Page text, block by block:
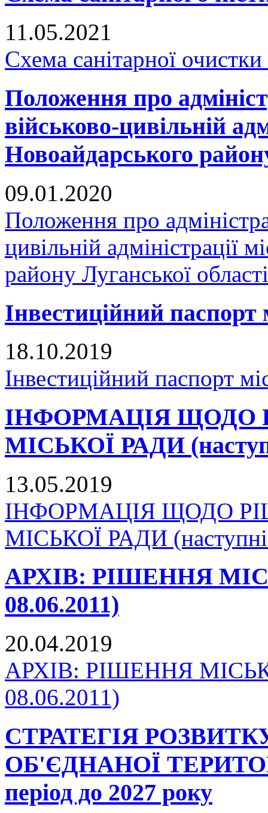
11.05.2021
Схема санітарної
Положення про
військово-цивільній
Новоайдарського
09.01.2020
Положення про
цивільній адміністрації
району Луганської області
Інвестиційний
18.10.2019
Інвестиційний паспорт
ІНФОРМАЦІЯ ЩОДО
МІСЬКОЇ РАДИ
13.05.2019
ІНФОРМАЦІЯ ЩОДО
МІСЬКОЇ РАДИ (наступні
АРХІВ: РІШЕННЯ
08.06.2011)
20.04.2019
АРХІВ: РІШЕННЯ
08.06.2011)
СТРАТЕГІЯ
ОБ'ЄДНАНОЇ
період до 2027 року